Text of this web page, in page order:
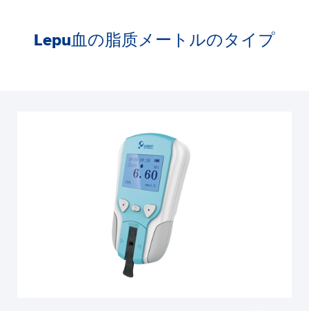
Lepu血の脂质メートルのタイプ